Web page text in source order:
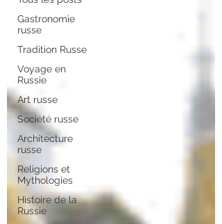
Gastronomie
russe
Tradition Russe
Voyage en
Russie
Art russe
Société russe
Architecture
russe
Religions et
Mythologies
Histoire de la
Russie